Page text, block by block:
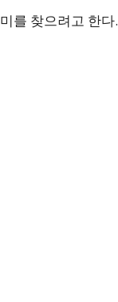
를 찾으려고 한다.